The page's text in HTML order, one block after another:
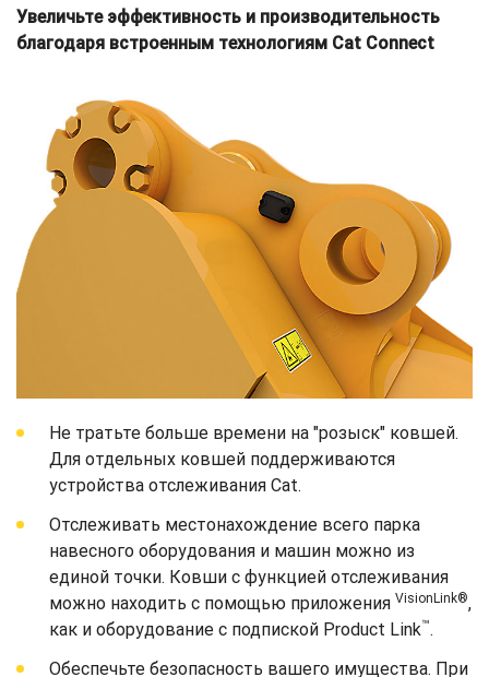
Увеличьте эффективность и производительность
благодаря встроенным технологиям Cat Connect
Не тратьте больше времени на "розыск" ковшей.
Для отдельных ковшей поддерживаются
устройства отслеживания Cat.
Отслеживать местонахождение всего парка
навесного оборудования и машин можно из
единой точки. Ковши с функцией отслеживания
можно находить с помощью приложения VisionLink®,
как и оборудование с подпиской Product Link™.
Обеспечьте безопасность вашего имущества. При